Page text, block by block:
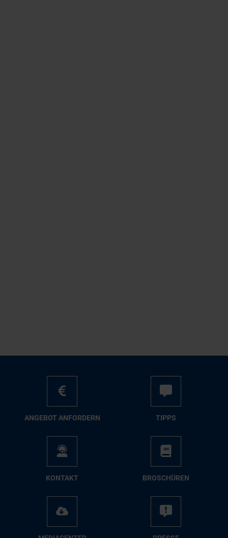
AN­GE­BOT AN­FOR­DERN TIPPS
KON­TAKT BRO­SCHÜ­REN